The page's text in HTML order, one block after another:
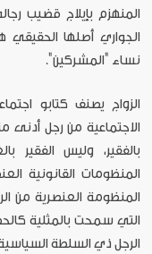
المنهزم بإيلاج قضيب
الجواري أصلها الحقيقي
نساء "المشركين".
الزواج يصنف كتابو
الاجتماعية من رجل أدنى
بالفقير، وليس الفقير
المنظومات القانونية
المنظومة العنصرية من
التي سمحت بالمثلية
الرجل ذي السلطة